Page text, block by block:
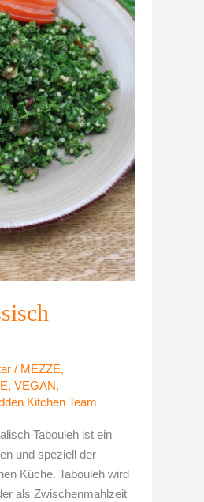
/ MEZZE,
, VEGAN,
Kitchen Team
Tabouleh ist ein
und speziell der
Küche. Tabouleh wird
als Zwischenmahlzeit